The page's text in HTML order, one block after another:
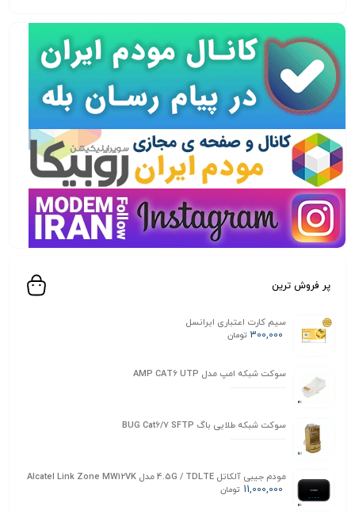
پر فروش ترین
سیم کارت اعتباری ایرانسل
300,000 تومان
سوکت شبکه امپ مدل AMP CAT6 UTP
سوکت شبکه طلایی باگ BUG Cat6/7 SFTP
مودم جیبی آلکاتل 4.5G / TDLTE مدل Alcatel Link Zone MW12VK
11,000,000 تومان